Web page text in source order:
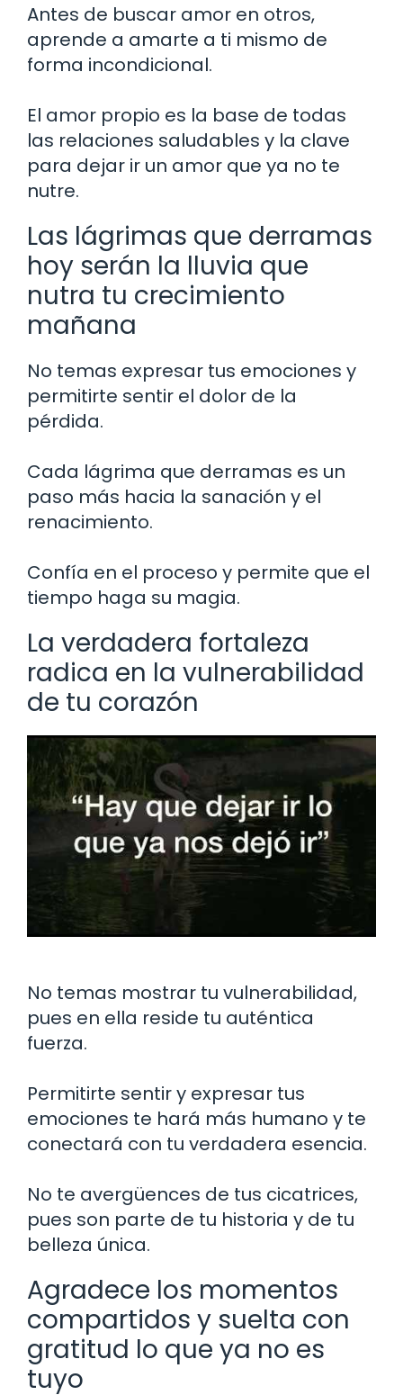
Antes de buscar amor en otros,
aprende a amarte a ti mismo de
forma incondicional.
El amor propio es la base de todas
las relaciones saludables y la clave
para dejar ir un amor que ya no te
nutre.
Las lágrimas que derramas
hoy serán la lluvia que
nutra tu crecimiento
mañana
No temas expresar tus emociones y
permitirte sentir el dolor de la
pérdida.
Cada lágrima que derramas es un
paso más hacia la sanación y el
renacimiento.
Confía en el proceso y permite que el
tiempo haga su magia.
La verdadera fortaleza
radica en la vulnerabilidad
de tu corazón
No temas mostrar tu vulnerabilidad,
pues en ella reside tu auténtica
fuerza.
Permitirte sentir y expresar tus
emociones te hará más humano y te
conectará con tu verdadera esencia.
No te avergüences de tus cicatrices,
pues son parte de tu historia y de tu
belleza única.
Agradece los momentos
compartidos y suelta con
gratitud lo que ya no es
tuyo